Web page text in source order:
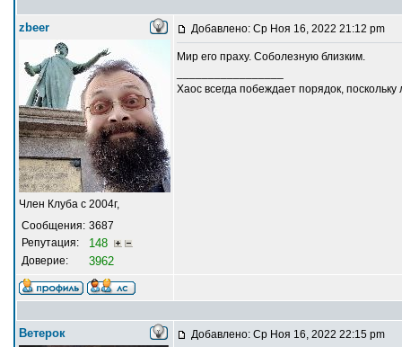
zbeer
Член Клуба с 2004г,
Сообщения: 3687
Репутация:
148
Доверие: 3962
Добавлено: Ср Ноя 16, 2022 21:12 pm
Мир его праху. Соболезную близким.
Хаос всегда побеждает порядок,
Ветерок Добавлено: Ср Ноя 16, 2022 22:15 pm